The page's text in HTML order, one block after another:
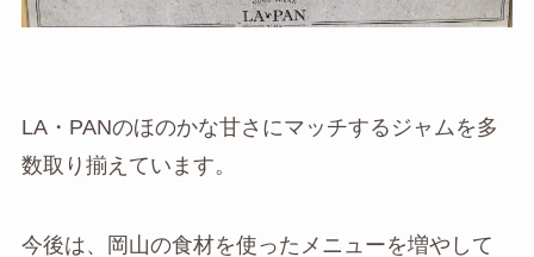
LA・PANのほのかな甘さにマッチするジャムを多
数取り揃えています。
今後は、岡山の食材を使ったメニューを増やして